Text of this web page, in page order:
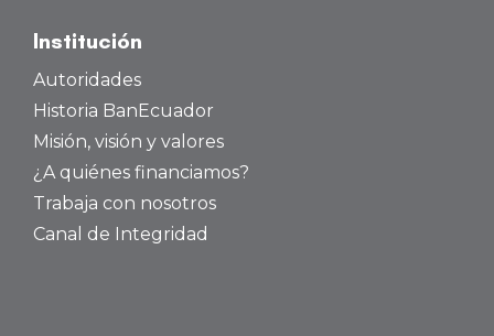
Institución
Autoridades
Historia BanEcuador
Misión, visión y valores
¿A quiénes financiamos?
Trabaja con nosotros
Canal de Integridad